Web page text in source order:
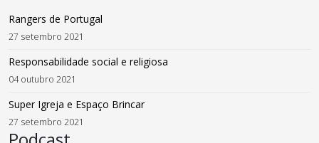
Rangers de Portugal
27 setembro 2021
Responsabilidade social e religiosa
04 outubro 2021
Super Igreja e Espaço Brincar
27 setembro 2021